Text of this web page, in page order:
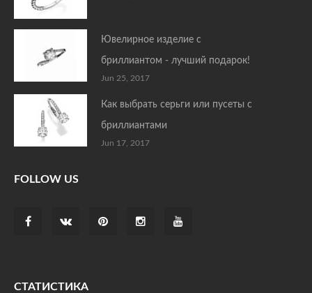
Ювелирное изделие с
бриллиантом - лучший подарок!
Jun 25, 2017
Как выбрать серьги или пусеты с
бриллиантами
Jun 17, 2017
FOLLOW US
СТАТИСТИКА